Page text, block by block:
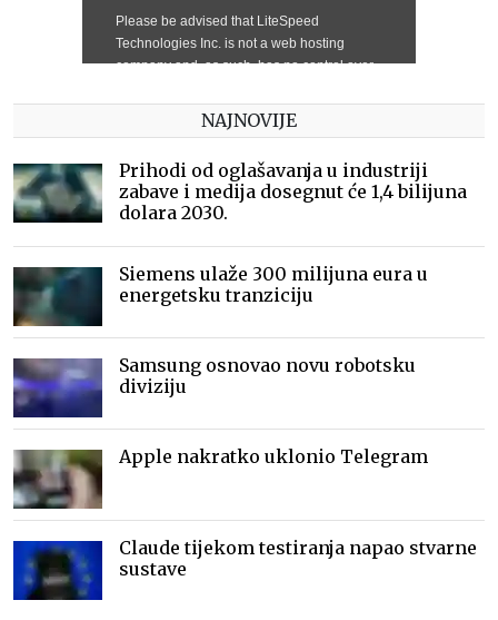
NAJNOVIJE
Prihodi od oglašavanja u industriji
zabave i medija dosegnut će 1,4 bilijuna
dolara 2030.
Siemens ulaže 300 milijuna eura u
energetsku tranziciju
Samsung osnovao novu robotsku
diviziju
Apple nakratko uklonio Telegram
Claude tijekom testiranja napao stvarne
sustave